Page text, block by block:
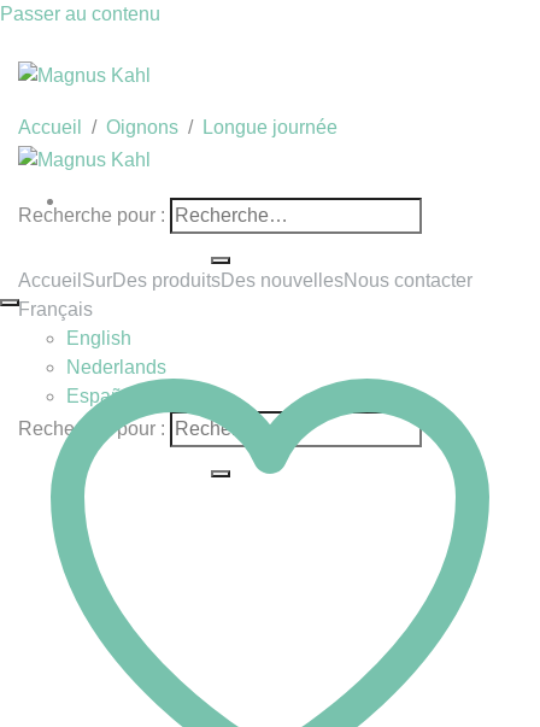
Passer au contenu
Recherche pour :
Accueil SurDes produitsDes nouvellesNous contacter
Français
English
Nederlands
Español
Recherche pour :
Accueil / Oignons / Longue journée